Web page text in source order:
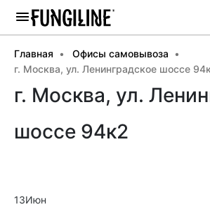
Главная
Офисы самовывоза
г. Москва, ул. Ленинградское шоссе
г. Москва, ул.
шоссе 94к2
13Июн